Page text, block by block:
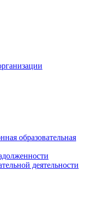
образовательная
деятельности